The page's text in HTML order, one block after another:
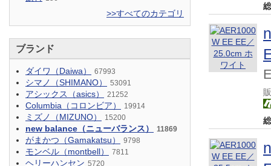
>>すべてのカテゴリ
ブランド
ダイワ（Daiwa） 67993
シマノ（SHIMANO） 53091
アシックス（asics） 21252
Columbia（コロンビア） 19914
ミズノ（MIZUNO） 15200
new balance（ニューバランス） 11869
がまかつ（Gamakatsu） 9798
モンベル（montbell） 7811
ヘリーハンセン 5720